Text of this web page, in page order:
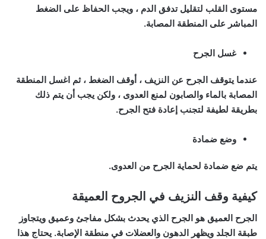
مستوى القلب لتقليل تدفق الدم ، ويجب الحفاظ على الضغط
المباشر على المنطقة المصابة.
غسل الجرح
عندما يتوقف الجرح عن النزيف ، أوقف الضغط ، ثم اغسل المنطقة
المصابة بالماء والصابون لمنع العدوى ، ولكن يجب أن يتم ذلك
بطريقة لطيفة لتجنب إعادة فتح الجرح.
وضع ضمادة
يتم ضع ضمادة لحماية الجرح من العدوى.
كيفية وقف النزيف في الجروح العميقة
الجرح العميق هو الجرح الذي يحدث بشكل مفاجئ وعميق ويتجاوز
طبقة الجلد ويظهر الدهون والعضلات في منطقة الإصابة. يحتاج هذا